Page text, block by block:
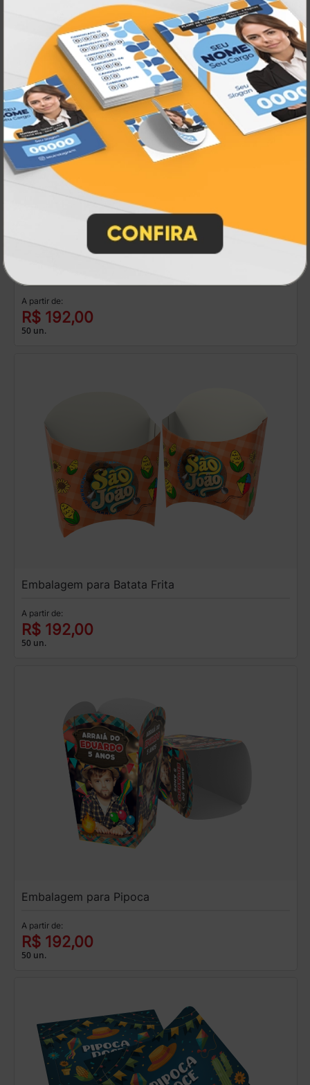
R$ 224,00
A partir de:
R$ 192,00
50 un.
Embalagem para Batata Frita
A partir de:
R$ 192,00
50 un.
Embalagem para Pipoca
A partir de:
R$ 192,00
50 un.